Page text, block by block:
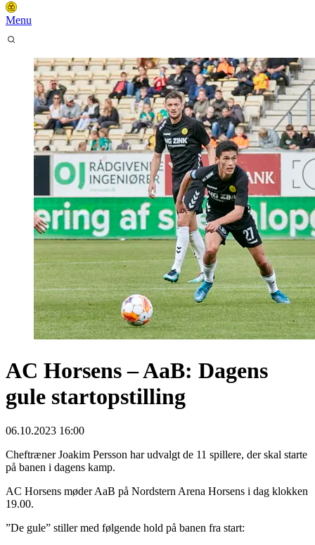
Menu
AC Horsens – AaB: Dagens
gule startopstilling
06.10.2023 16:00
Cheftræner Joakim Persson har udvalgt de 11 spillere, der skal starte
på banen i dagens kamp.
AC Horsens møder AaB på Nordstern Arena Horsens i dag klokken
19.00.
”De gule” stiller med følgende hold på banen fra start: